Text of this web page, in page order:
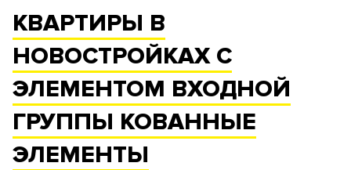
КВАРТИРЫ В
НОВОСТРОЙКАХ С
ЭЛЕМЕНТОМ ВХОДНОЙ
ГРУППЫ КОВАННЫЕ
ЭЛЕМЕНТЫ